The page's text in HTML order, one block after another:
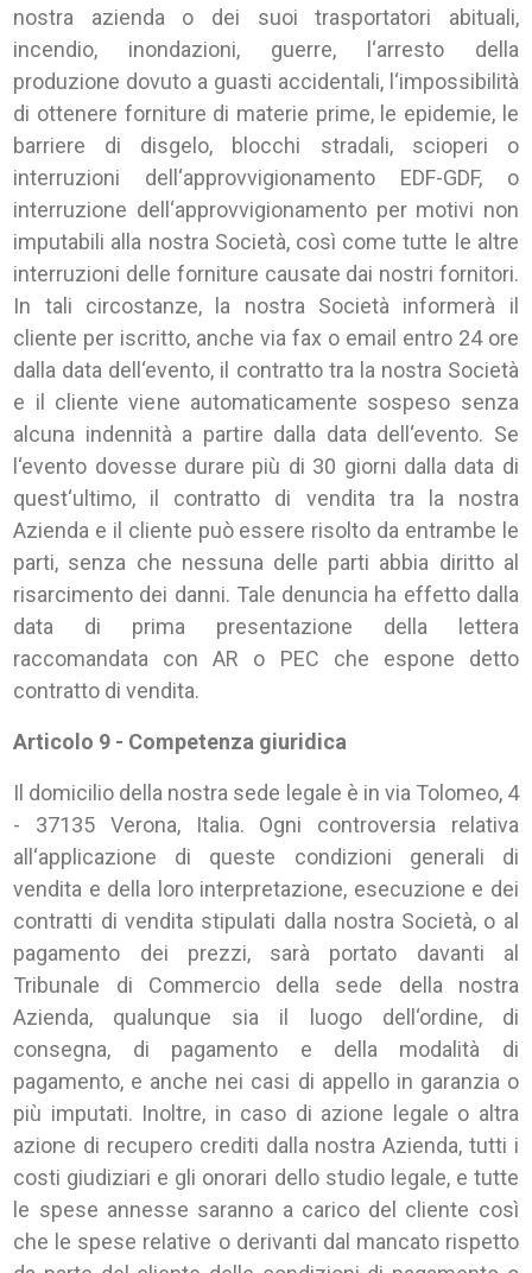
nostra azienda o dei suoi trasportatori abituali,
incendio, inondazioni, guerre, l‘arresto della
produzione dovuto a guasti accidentali, l‘impossibilità
di ottenere forniture di materie prime, le epidemie, le
barriere di disgelo, blocchi stradali, scioperi o
interruzioni dell‘approvvigionamento EDF-GDF, o
interruzione dell‘approvvigionamento per motivi non
imputabili alla nostra Società, così come tutte le altre
interruzioni delle forniture causate dai nostri fornitori.
In tali circostanze, la nostra Società informerà il
cliente per iscritto, anche via fax o email entro 24 ore
dalla data dell‘evento, il contratto tra la nostra Società
e il cliente viene automaticamente sospeso senza
alcuna indennità a partire dalla data dell‘evento. Se
l‘evento dovesse durare più di 30 giorni dalla data di
quest‘ultimo, il contratto di vendita tra la nostra
Azienda e il cliente può essere risolto da entrambe le
parti, senza che nessuna delle parti abbia diritto al
risarcimento dei danni. Tale denuncia ha effetto dalla
data di prima presentazione della lettera
raccomandata con AR o PEC che espone detto
contratto di vendita.
Articolo 9 - Competenza giuridica
Il domicilio della nostra sede legale è in via Tolomeo, 4
- 37135 Verona, Italia. Ogni controversia relativa
all‘applicazione di queste condizioni generali di
vendita e della loro interpretazione, esecuzione e dei
contratti di vendita stipulati dalla nostra Società, o al
pagamento dei prezzi, sarà portato davanti al
Tribunale di Commercio della sede della nostra
Azienda, qualunque sia il luogo dell‘ordine, di
consegna, di pagamento e della modalità di
pagamento, e anche nei casi di appello in garanzia o
più imputati. Inoltre, in caso di azione legale o altra
azione di recupero crediti dalla nostra Azienda, tutti i
costi giudiziari e gli onorari dello studio legale, e tutte
le spese annesse saranno a carico del cliente così
che le spese relative o derivanti dal mancato rispetto